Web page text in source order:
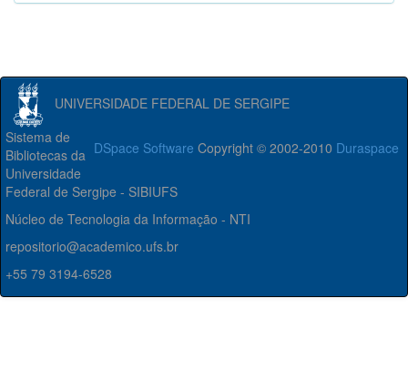
UNIVERSIDADE FEDERAL DE SERGIPE
DSpace Software Copyright © 2002-2010 Duraspace
Sistema de
Bibliotecas da
Universidade
Federal de Sergipe - SIBIUFS
Núcleo de Tecnologia da Informação - NTI
repositorio@academico.ufs.br
+55 79 3194-6528